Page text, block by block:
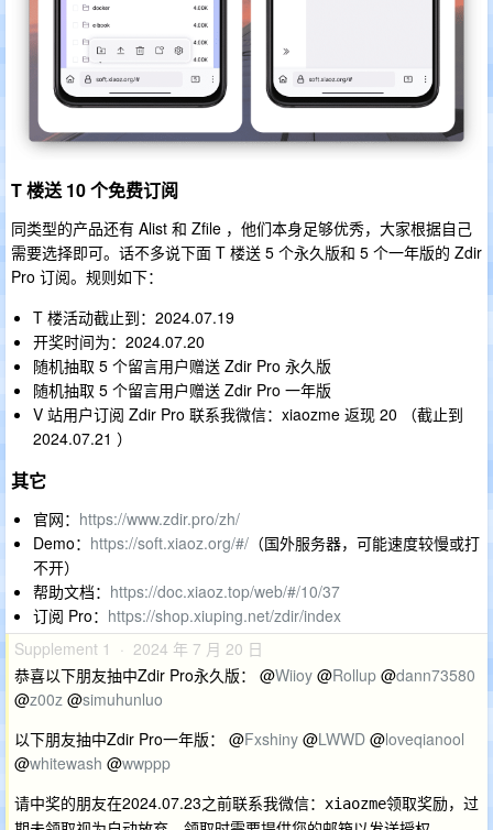
T 楼送 10 个免费订阅
同类型的产品还有 Alist 和 Zfile ，他们本身足够优秀，大家根据自己
需要选择即可。话不多说下面 T 楼送 5 个永久版和 5 个一年版的 Zdir
Pro 订阅。规则如下：
T 楼活动截止到：2024.07.19
开奖时间为：2024.07.20
随机抽取 5 个留言用户赠送 Zdir Pro 永久版
随机抽取 5 个留言用户赠送 Zdir Pro 一年版
V 站用户订阅 Zdir Pro 联系我微信：xiaozme 返现 20 （截止到
2024.07.21 ）
其它
官网： https://www.zdir.pro/zh/
Demo： https://soft.xiaoz.org/#/ （国外服务器，可能速度较慢或打
不开）
帮助文档： https://doc.xiaoz.top/web/#/10/37
订阅 Pro： https://shop.xiuping.net/zdir/index
Supplement 1 · 2024 年 7 月 20 日
恭喜以下朋友抽中Zdir Pro永久版： @Wiioy @Rollup @dann73580
@z00z @simuhunluo
以下朋友抽中Zdir Pro一年版： @Fxshiny @LWWD @loveqianool
@whitewash @wwppp
请中奖的朋友在2024.07.23之前联系我微信：
xiaozme领取奖励，过